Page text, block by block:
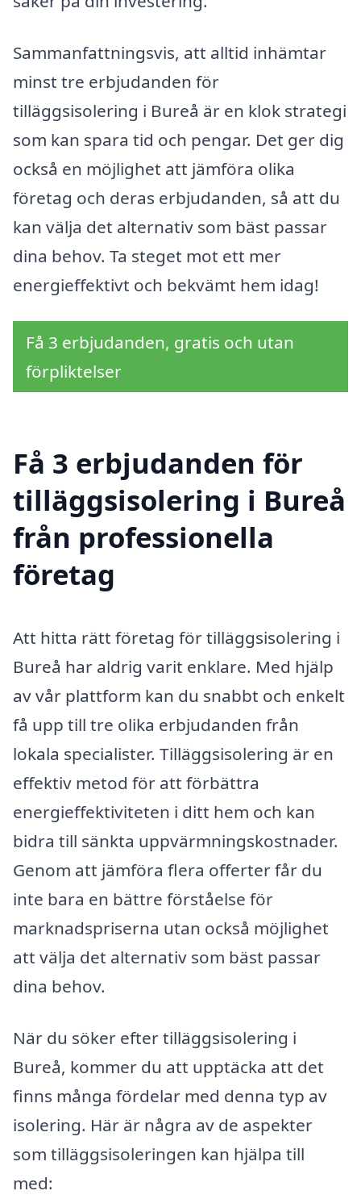
Sammanfattningsvis, att alltid inhämtar
minst tre erbjudanden för
tilläggsisolering i Bureå är en klok strategi
som kan spara tid och pengar. Det ger dig
också en möjlighet att jämföra olika
företag och deras erbjudanden, så att du
kan välja det alternativ som bäst passar
dina behov. Ta steget mot ett mer
energieffektivt och bekvämt hem idag!
Få 3 erbjudanden, gratis och utan
förpliktelser
Få 3 erbjudanden för
tilläggsisolering i Bureå
från professionella
företag
Att hitta rätt företag för tilläggsisolering i
Bureå har aldrig varit enklare. Med hjälp
av vår plattform kan du snabbt och enkelt
få upp till tre olika erbjudanden från
lokala specialister. Tilläggsisolering är en
effektiv metod för att förbättra
energieffektiviteten i ditt hem och kan
bidra till sänkta uppvärmningskostnader.
Genom att jämföra flera offerter får du
inte bara en bättre förståelse för
marknadspriserna utan också möjlighet
att välja det alternativ som bäst passar
dina behov.
När du söker efter tilläggsisolering i
Bureå, kommer du att upptäcka att det
finns många fördelar med denna typ av
isolering. Här är några av de aspekter
som tilläggsisoleringen kan hjälpa till
med: